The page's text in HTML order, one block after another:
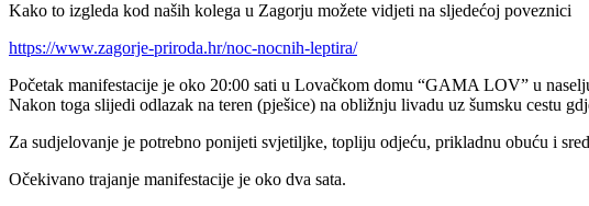
Kako to izgleda kod naših kolega u Zagorju možete vidjeti na sljedećoj poveznici
https://www.zagorje-priroda.hr/noc-nocnih-leptira/
Početak manifestacije je oko 20:00 sati u Lovačkom domu “GAMA LOV” u
Nakon toga slijedi odlazak na teren (pješice) na obližnju livadu uz šumsku cestu
Za sudjelovanje je potrebno ponijeti svjetiljke, topliju odjeću, prikladnu obuću i
Očekivano trajanje manifestacije je oko dva sata.